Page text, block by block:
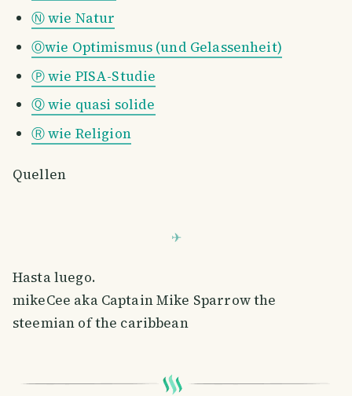
Ⓝ wie Natur
Ⓞwie Optimismus (und Gelassenheit)
Ⓟ wie PISA-Studie
Ⓠ wie quasi solide
Ⓡ wie Religion
Quellen
Hasta luego.
mikeCee aka Captain Mike Sparrow the
steemian of the caribbean